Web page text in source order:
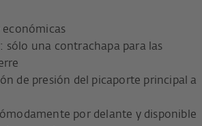
económicas
una contrachapa para las
de presión del picaporte principal a
por delante y disponible